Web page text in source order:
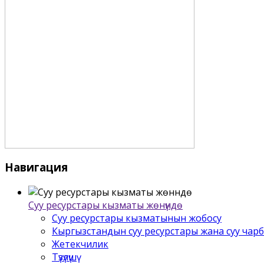
Навигация
Суу ресурстары кызматы жѳнүндѳ
Суу ресурстары кызматынын жобосу
Кыргызстандын суу ресурстары жана суу
Жетекчилик
Түзүлүшү